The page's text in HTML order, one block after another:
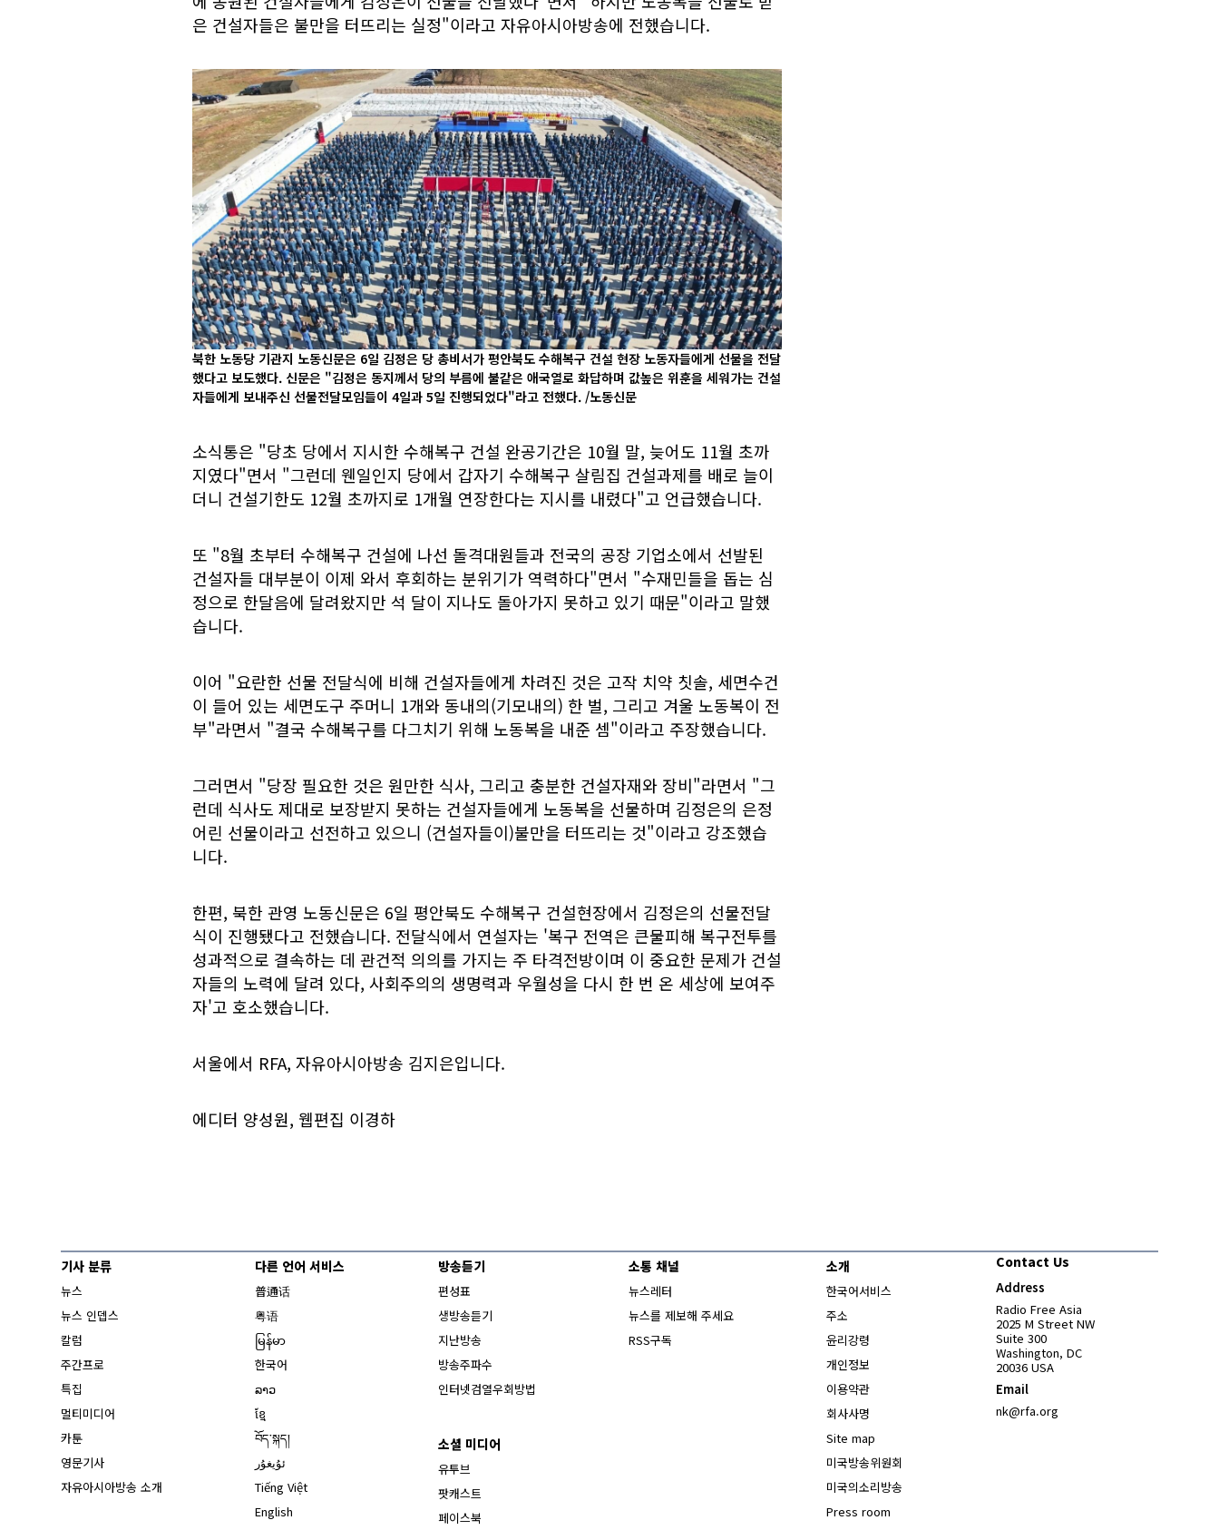
은 건설자들은 불만을 터뜨리는 실정"이라고 자유아시아방송에 전했습니다.
북한 노동당 기관지 노동신문은 6일 김정은 당 총비서가 평안북도 수해복구 건설 현장 노동자들에게 선물을 전달
했다고 보도했다. 신문은 "김정은 동지께서 당의 부름에 불같은 애국열로 화답하며 값높은 위훈을 세워가는 건설
자들에게 보내주신 선물전달모임들이 4일과 5일 진행되었다"라고 전했다. /노동신문
소식통은 "당초 당에서 지시한 수해복구 건설 완공기간은 10월 말, 늦어도 11월 초까
지였다"면서 "그런데 웬일인지 당에서 갑자기 수해복구 살림집 건설과제를 배로 늘이
더니 건설기한도 12월 초까지로 1개월 연장한다는 지시를 내렸다"고 언급했습니다.
또 "8월 초부터 수해복구 건설에 나선 돌격대원들과 전국의 공장 기업소에서 선발된
건설자들 대부분이 이제 와서 후회하는 분위기가 역력하다"면서 "수재민들을 돕는 심
정으로 한달음에 달려왔지만 석 달이 지나도 돌아가지 못하고 있기 때문"이라고 말했
습니다.
이어 "요란한 선물 전달식에 비해 건설자들에게 차려진 것은 고작 치약 칫솔, 세면수건
이 들어 있는 세면도구 주머니 1개와 동내의(기모내의) 한 벌, 그리고 겨울 노동복이 전
부"라면서 "결국 수해복구를 다그치기 위해 노동복을 내준 셈"이라고 주장했습니다.
그러면서 "당장 필요한 것은 원만한 식사, 그리고 충분한 건설자재와 장비"라면서 "그
런데 식사도 제대로 보장받지 못하는 건설자들에게 노동복을 선물하며 김정은의 은정
어린 선물이라고 선전하고 있으니 (건설자들이)불만을 터뜨리는 것"이라고 강조했습
니다.
한편, 북한 관영 노동신문은 6일 평안북도 수해복구 건설현장에서 김정은의 선물전달
식이 진행됐다고 전했습니다. 전달식에서 연설자는 '복구 전역은 큰물피해 복구전투를
성과적으로 결속하는 데 관건적 의의를 가지는 주 타격전방이며 이 중요한 문제가 건설
자들의 노력에 달려 있다, 사회주의의 생명력과 우월성을 다시 한 번 온 세상에 보여주
자'고 호소했습니다.
서울에서 RFA, 자유아시아방송 김지은입니다.
에디터 양성원, 웹편집 이경하
기사 분류
뉴스
뉴스 인뎁스
칼럼
주간프로
특집
멀티미디어
카툰
영문기사
자유아시아방송 소개
다른 언어 서비스
普通话
粤语
မြန်မာ
한국어
ລາວ
ខ្មែ
བོད་སྐད།
ئۇيغۇر
Tiếng Việt
English
방송듣기
편성표
생방송듣기
지난방송
방송주파수
인터넷검열우회방법
소셜 미디어
유투브
팟캐스트
페이스북
소통 채널
뉴스레터
뉴스를 제보해 주세요
RSS구독
소개
한국어서비스
주소
윤리강령
개인정보
이용약관
회사사명
Site map
미국방송위원회
미국의소리방송
Press room
Contact Us
Address
Radio Free Asia
2025 M Street NW
Suite 300
Washington, DC
20036 USA
Email
nk@rfa.org